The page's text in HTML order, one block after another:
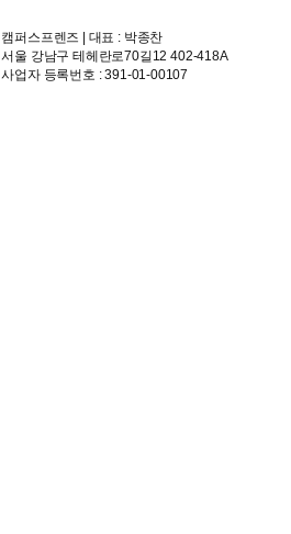
캠퍼스프렌즈 | 대표 : 박종찬
서울 강남구 테헤란로70길12 402-418A
사업자 등록번호 : 391-01-00107